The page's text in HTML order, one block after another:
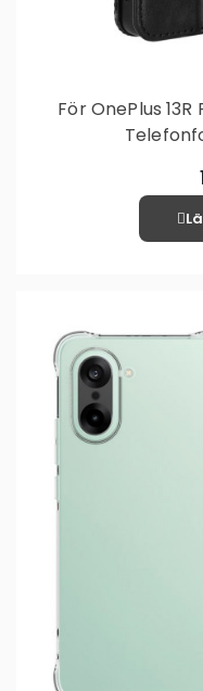
För OnePlus